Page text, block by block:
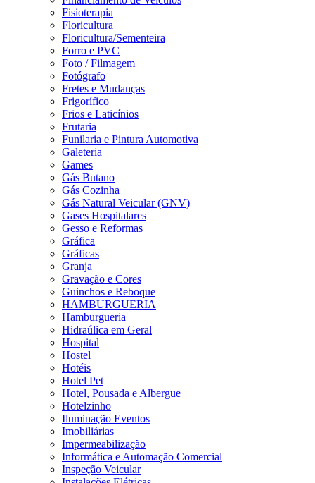
Fisioterapia
Floricultura
Floricultura/Sementeira
Forro e PVC
Foto / Filmagem
Fotógrafo
Fretes e Mudanças
Frigorífico
Frios e Laticínios
Frutaria
Funilaria e Pintura Automotiva
Galeteria
Games
Gás Butano
Gás Cozinha
Gás Natural Veicular (GNV)
Gases Hospitalares
Gesso e Reformas
Gráfica
Gráficas
Granja
Gravação e Cores
Guinchos e Reboque
HAMBURGUERIA
Hamburgueria
Hidraúlica em Geral
Hospital
Hostel
Hotéis
Hotel Pet
Hotel, Pousada e Albergue
Hotelzinho
Iluminação Eventos
Imobiliárias
Impermeabilização
Informática e Automação Comercial
Inspeção Veicular